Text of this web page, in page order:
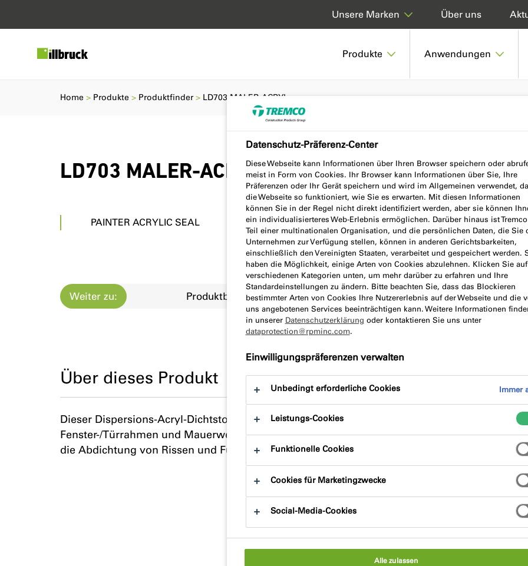
Produkte Anwendungen
Über uns
Unsere Marken
LD703 MALER-ACRYL
PAINTER ACRYLIC SEAL
Home Produkte Produktfinder LD703 MALER-ACRYL
Weiter zu: Produktbeschreibung Produktvorteile
Über dieses Produkt
Dieser Dispersions-Acryl-Dichtstoff ist für dieAbdichtung von Anschlussfugen zwischen
Fenster-/Türrahmen und Mauerwerk, Putz und Gipskarton mit geringer Bewegung und
die Abdichtung von Rissen und Fugen in Porenbeton,Stein, Putz und Holz geeignet.
Datenschutz-Präferenz-Center
Diese Webseite kann Informationen über Ihren Browser speichern oder
meist in Form von Cookies. Ihr Browser kann Informationen über Sie, Ihre
Präferenzen oder Ihr Gerät speichern und wird im Allgemeinen verwendet,
die Webseite so funktioniert, wie Sie es erwarten. Mit diesen Informationen
können Sie in der Regel nicht direkt identifiziert werden, aber sie können
ein individualisierteres Web-Erlebnis ermöglichen. Darüber hinaus ist Tremco
Teil einer multinationalen Organisation, und die persönlichen Daten, die Sie
Unternehmen zur Verfügung stellen, können in anderen Gerichtsbarkeiten,
einschließlich den Vereinigten Staaten, verarbeitet und gespeichert werden.
haben die Möglichkeit, einige Arten von Cookies abzulehnen. Klicken Sie
verschiedenen Kategorien unten, um mehr darüber zu erfahren und Ihre
Standardeinstellungen zu ändern. Bitte beachten Sie, dass das Blockieren
bestimmter Arten von Cookies Ihre Nutzererlebnis auf der Webseite und die
uns angebotenen Services beeinträchtigen kann. Weitere Informationen
in unserer Datenschutzerklärung oder kontaktieren Sie uns unter
dataprotection@rpminc.com.
Einwilligungspräferenzen verwalten
Unbedingt erforderliche Cookies Immer
Leistungs-Cookies
Funktionelle Cookies
Cookies für Marketingzwecke
Social-Media-Cookies
Alle zulassen